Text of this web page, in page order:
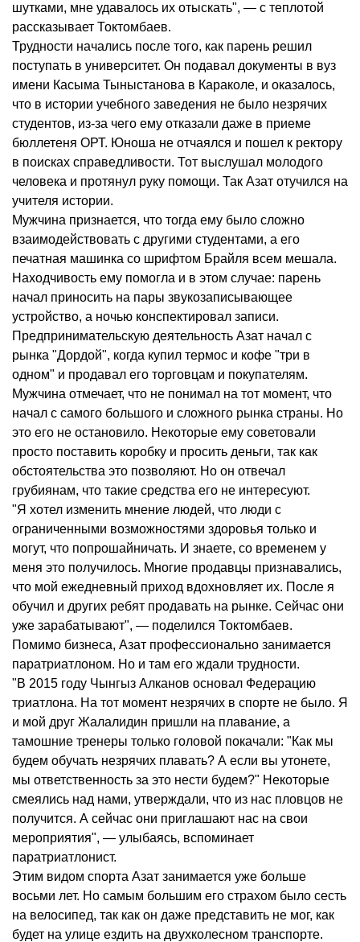
шутками, мне удавалось их отыскать", — с теплотой
рассказывает Токтомбаев.
Трудности начались после того, как парень решил
поступать в университет. Он подавал документы в вуз
имени Касыма Тыныстанова в Караколе, и оказалось,
что в истории учебного заведения не было незрячих
студентов, из-за чего ему отказали даже в приеме
бюллетеня ОРТ. Юноша не отчаялся и пошел к ректору
в поисках справедливости. Тот выслушал молодого
человека и протянул руку помощи. Так Азат отучился на
учителя истории.
Мужчина признается, что тогда ему было сложно
взаимодействовать с другими студентами, а его
печатная машинка со шрифтом Брайля всем мешала.
Находчивость ему помогла и в этом случае: парень
начал приносить на пары звукозаписывающее
устройство, а ночью конспектировал записи.
Предпринимательскую деятельность Азат начал с
рынка "Дордой", когда купил термос и кофе "три в
одном" и продавал его торговцам и покупателям.
Мужчина отмечает, что не понимал на тот момент, что
начал с самого большого и сложного рынка страны. Но
это его не остановило. Некоторые ему советовали
просто поставить коробку и просить деньги, так как
обстоятельства это позволяют. Но он отвечал
грубиянам, что такие средства его не интересуют.
"Я хотел изменить мнение людей, что люди с
ограниченными возможностями здоровья только и
могут, что попрошайничать. И знаете, со временем у
меня это получилось. Многие продавцы признавались,
что мой ежедневный приход вдохновляет их. После я
обучил и других ребят продавать на рынке. Сейчас они
уже зарабатывают", — поделился Токтомбаев.
Помимо бизнеса, Азат профессионально занимается
паратриатлоном. Но и там его ждали трудности.
"В 2015 году Чынгыз Алканов основал Федерацию
триатлона. На тот момент незрячих в спорте не было. Я
и мой друг Жалалидин пришли на плавание, а
тамошние тренеры только головой покачали: "Как мы
будем обучать незрячих плавать? А если вы утонете,
мы ответственность за это нести будем?" Некоторые
смеялись над нами, утверждали, что из нас пловцов не
получится. А сейчас они приглашают нас на свои
мероприятия", — улыбаясь, вспоминает
паратриатлонист.
Этим видом спорта Азат занимается уже больше
восьми лет. Но самым большим его страхом было сесть
на велосипед, так как он даже представить не мог, как
будет на улице ездить на двухколесном транспорте.